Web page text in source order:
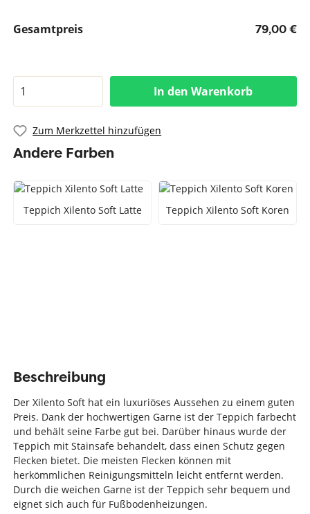
Gesamtpreis 79,00 €
In den Warenkorb
Zum Merkzettel hinzufügen
Andere Farben
Teppich Xilento Soft Latte Teppich Xilento Soft Koren
Beschreibung
Der Xilento Soft hat ein luxuriöses Aussehen zu einem guten
Preis. Dank der hochwertigen Garne ist der Teppich farbecht
und behält seine Farbe gut bei. Darüber hinaus wurde der
Teppich mit Stainsafe behandelt, dass einen Schutz gegen
Flecken bietet. Die meisten Flecken können mit
herkömmlichen Reinigungsmitteln leicht entfernt werden.
Durch die weichen Garne ist der Teppich sehr bequem und
eignet sich auch für Fußbodenheizungen.